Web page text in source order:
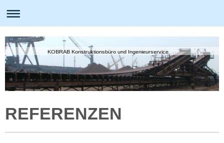
KOBRAB Konstruktionsbüro und Ingenieurservice
REFERENZEN